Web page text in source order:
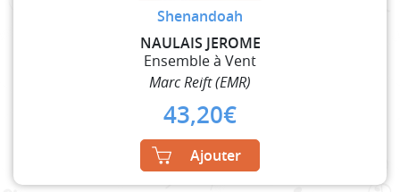
Shenandoah
NAULAIS JEROME
Ensemble à Vent
Marc Reift (EMR)
43,20€
Ajouter